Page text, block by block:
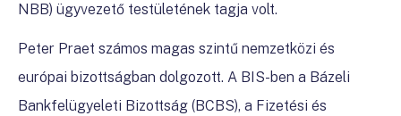
NBB) ügyvezető testületének tagja volt.
Peter Praet számos magas szintű nemzetközi és
európai bizottságban dolgozott. A BIS-ben a Bázeli
Bankfelügyeleti Bizottság (BCBS), a Fizetési és